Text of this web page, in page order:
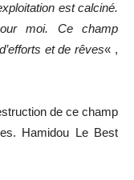
est calciné.
moi. Ce champ
et de rêves« ,
de ce champ
Hamidou Le Best